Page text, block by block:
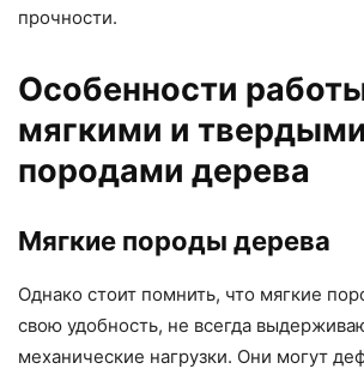
прочности.
Особенности
мягкими и твердыми
породами дерева
Мягкие породы дерева
Однако стоит помнить, что мягкие
свою удобность, не всегда
механические нагрузки. Они могут